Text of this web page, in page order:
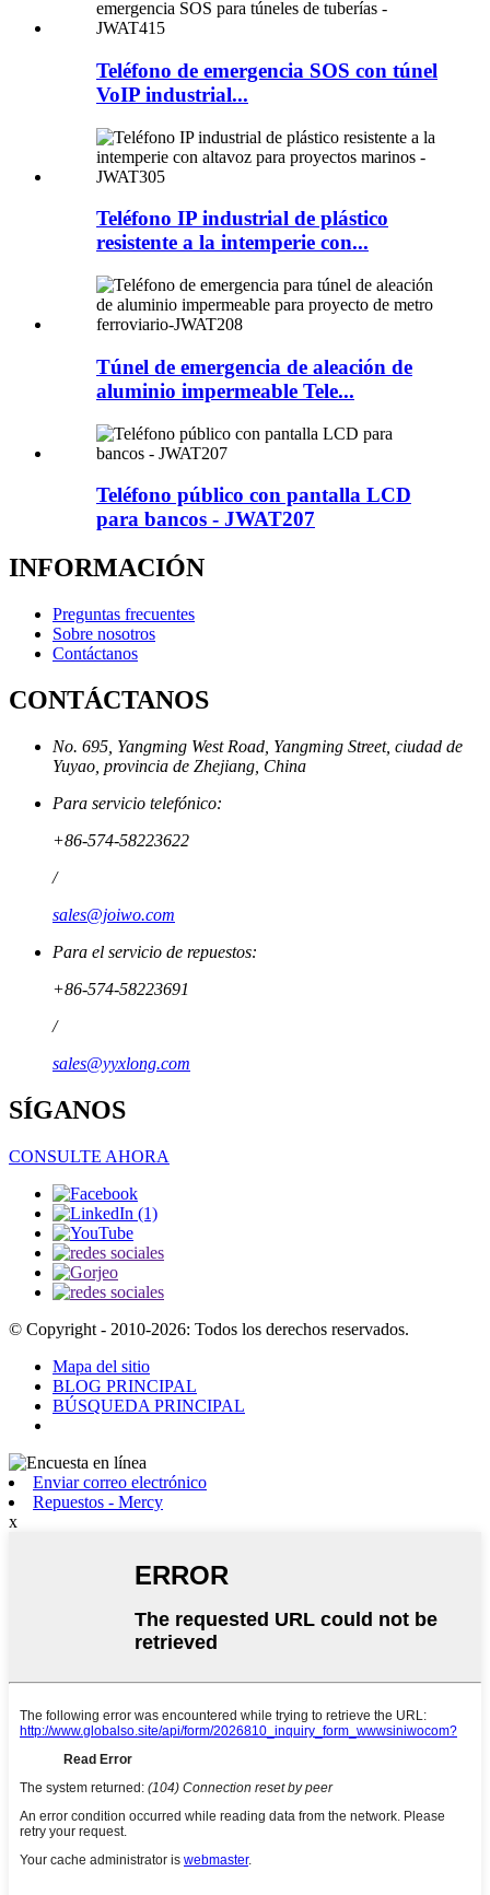
Teléfono de emergencia SOS con túnel
VoIP industrial...
Teléfono IP industrial de plástico
resistente a la intemperie con...
Túnel de emergencia de aleación de
aluminio impermeable Tele...
Teléfono público con pantalla LCD
para bancos - JWAT207
INFORMACIÓN
Preguntas frecuentes
Sobre nosotros
Contáctanos
CONTÁCTANOS
No. 695, Yangming West Road, Yangming Street, ciudad de
Yuyao, provincia de Zhejiang, China
Para servicio telefónico:
+86-574-58223622
/
sales@joiwo.com
Para el servicio de repuestos:
+86-574-58223691
/
sales@yyxlong.com
SÍGANOS
CONSULTE AHORA
© Copyright - 2010-2026: Todos los derechos reservados.
Mapa del sitio
BLOG PRINCIPAL
BÚSQUEDA PRINCIPAL
Enviar correo electrónico
Repuestos - Mercy
x